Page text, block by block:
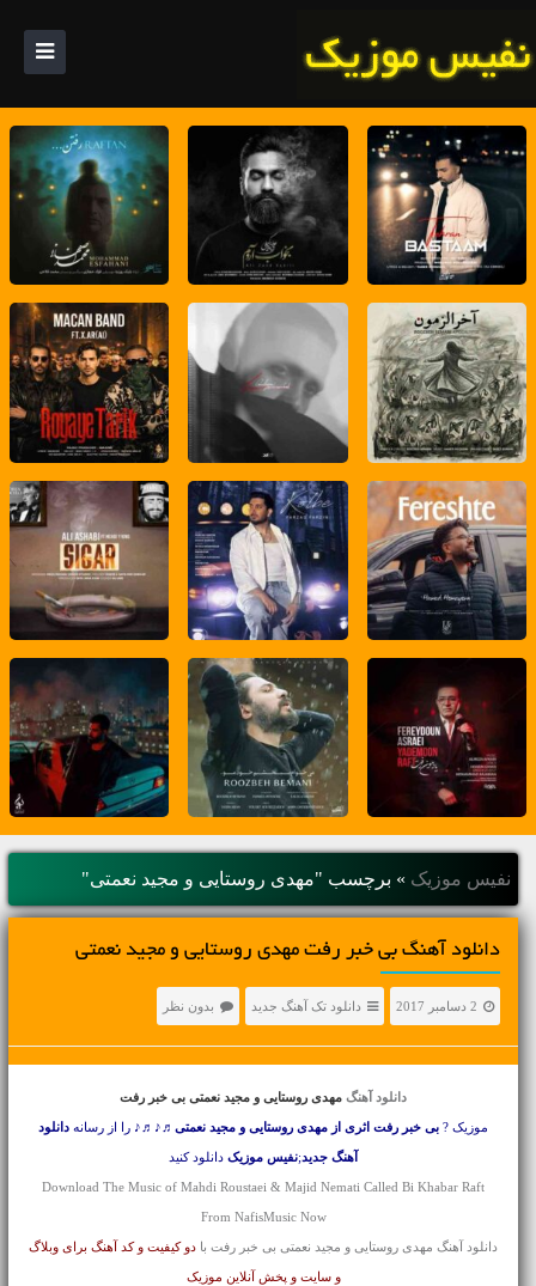
نفیس موزیک » برچسب "مهدی روستایی و مجید نعمتی"
دانلود آهنگ بی خبر رفت مهدی روستایی و مجید نعمتی
2 دسامبر 2017 دانلود تک آهنگ جدید بدون نظر
دانلود آهنگمهدی روستایی و مجید نعمتی بی خبر رفت
موزیک ? بی خبر رفت اثری از مهدی روستایی و مجید نعمتی♬♪♬♪ را از رسانه دانلود
آهنگ جدید;نفیس موزیکدانلود کنید
Download The Music of Mahdi Roustaei & Majid Nemati Called Bi Khabar Raft
From NafisMusic Now
دانلود آهنگ مهدی روستایی و مجید نعمتی بی خبر رفت با دو کیفیت و کد آهنگ برای وبلاگ
و سایت و پخش آنلاین موزیک